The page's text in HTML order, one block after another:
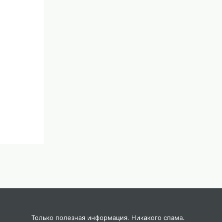
Только полезная информация. Никакого спама.